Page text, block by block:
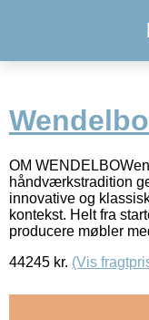
OM
håndværkstradition
innovative og
kontekst. Helt fra
producere møbler
44245 kr. (Vis